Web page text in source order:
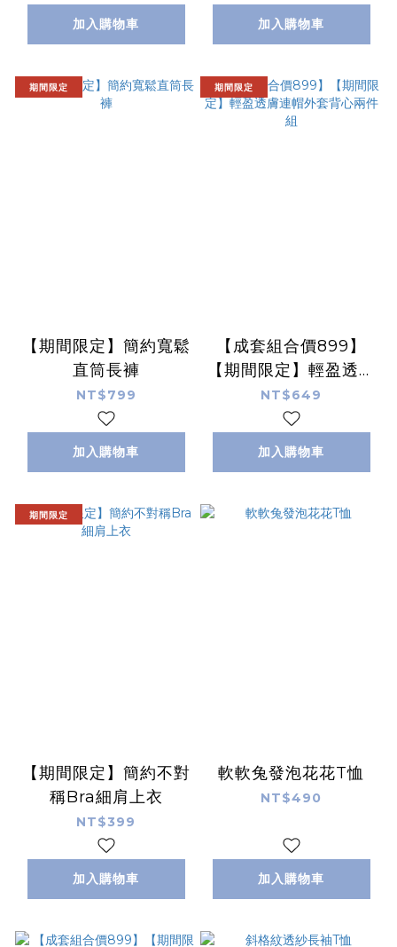
加入購物車 加入購物車
期間限定
【期間限定】簡約寬鬆
直筒長褲
NT$799
加入購物車
期間限定
【成套組合價899】
【期間限定】輕盈透膚
連帽外套背心兩件組
NT$649
加入購物車
期間限定
【期間限定】簡約不對
稱Bra細肩上衣
NT$399
加入購物車
軟軟兔發泡花花T恤
NT$490
加入購物車